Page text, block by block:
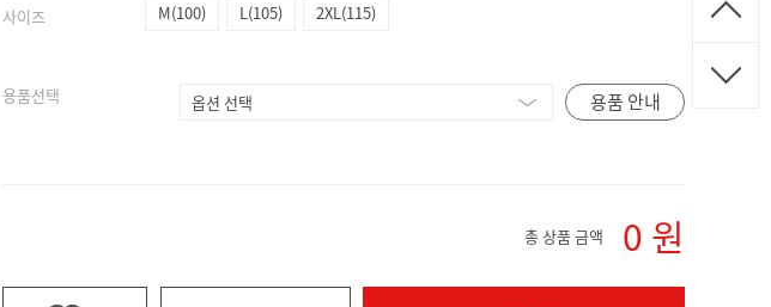
사이즈 M(100) L(105) 2XL(115)
용품선택 용품 안내
총 상품 금액 0 원